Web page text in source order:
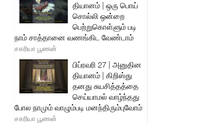
தியானம் | ஒரு பொய்
சொல்லி ஒன்றை
பெற்றுகொள்ளும் படி
நாம் சாத்தானை வணங்கிட வேண்டாம்
சகரியா பூணன்
பிப்ரவரி 27 | அனுதின
தியானம் | கிறிஸ்து
தனது சுயசித்தத்தை
செய்யாமல் வாழ்ந்தது
போல நாமும் வாழும்படி மனந்திரும்புவோம்
சகரியா பூணன்